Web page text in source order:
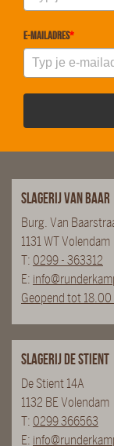
E-mailadres*
Slagerij van Baar
Burg. Van
1131 WT Volendam
T: 0299 - 363312
E:
Geopend tot
Slagerij De Stient
De Stient 14A
1132 BE Volendam
T: 0299 366563
E: